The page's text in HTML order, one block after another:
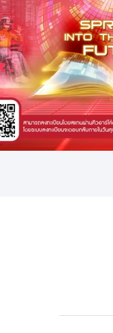
เศรษฐกิจ, การเงิน
การเกษตร
พลังงาน, สิ่งแวดล้อม
ยานยนต์
ขนส่ง
การงาน, อาชีพ
กิจกรรม